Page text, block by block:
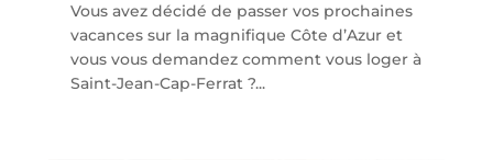
Vous avez décidé de passer vos prochaines
vacances sur la magnifique Côte d’Azur et
vous vous demandez comment vous loger à
Saint-Jean-Cap-Ferrat ?...